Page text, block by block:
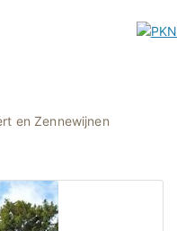
en Zennewijnen